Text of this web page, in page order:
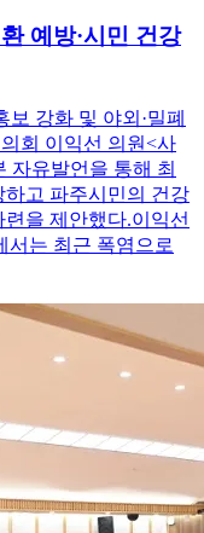
예방·시민 건강
보 강화 및 야외·밀폐
회 이익선 의원<사
자유발언을 통해 최
고 파주시민의 건강
을 제안했다.이익선
서는 최근 폭염으로